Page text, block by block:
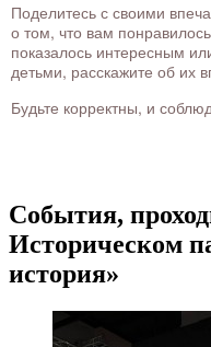
Поделитесь с своими
о том, что вам
показалось интересным
детьми, расскажите об их
Будьте корректны, и
События,
Историческом
история»